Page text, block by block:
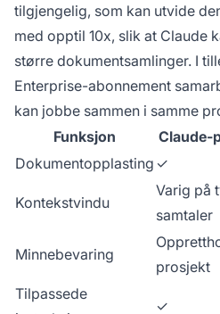
tilgjengelig, som kan utvide
med opptil 10x, slik at Claude
større dokumentsamlinger. I
Enterprise-abonnement
kan jobbe sammen i samme
Funksjon
Claude-
Dokumentopplasting ✓
Kontekstvindu
Varig på
samtaler
Minnebevaring
prosjekt
Tilpassede
✓